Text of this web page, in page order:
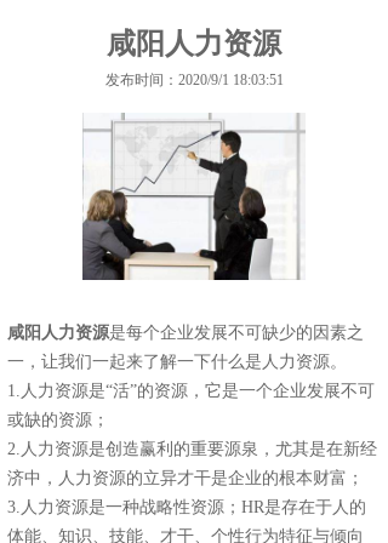
咸阳人力资源
发布时间：2020/9/1 18:03:51
咸阳人力资源是每个企业发展不可缺少的因素之
一，让我们一起来了解一下什么是人力资源。
1.人力资源是“活”的资源，它是一个企业发展不可
或缺的资源；
2.人力资源是创造赢利的重要源泉，尤其是在新经
济中，人力资源的立异才干是企业的根本财富；
3.人力资源是一种战略性资源；HR是存在于人的
体能、知识、技能、才干、个性行为特征与倾向